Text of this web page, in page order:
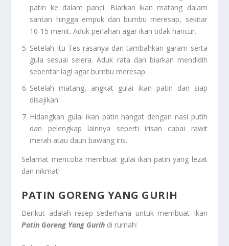
patin ke dalam panci. Biarkan ikan matang dalam
santan hingga empuk dan bumbu meresap, sekitar
10-15 menit. Aduk perlahan agar ikan tidak hancur.
Setelah itu Tes rasanya dan tambahkan garam serta
gula sesuai selera. Aduk rata dan biarkan mendidih
sebentar lagi agar bumbu meresap.
Setelah matang, angkat gulai ikan patin dan siap
disajikan.
Hidangkan gulai ikan patin hangat dengan nasi putih
dan pelengkap lainnya seperti irisan cabai rawit
merah atau daun bawang iris.
Selamat mencoba membuat gulai ikan patin yang lezat
dan nikmat!
PATIN GORENG YANG GURIH
Berikut adalah resep sederhana untuk membuat Ikan
Patin Goreng Yang Gurih di rumah: